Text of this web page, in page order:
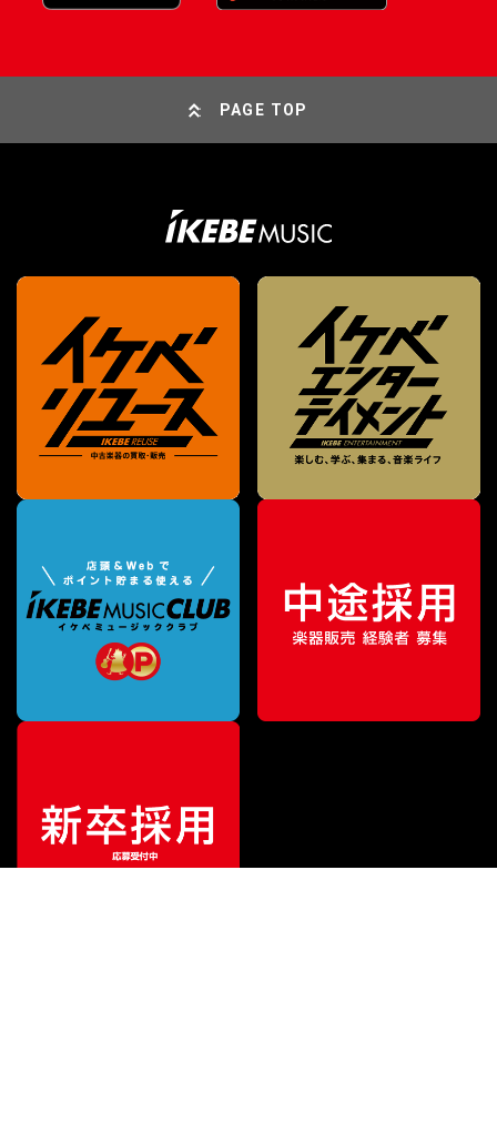
販売価格¥5,517（税込）
PAGE TOP